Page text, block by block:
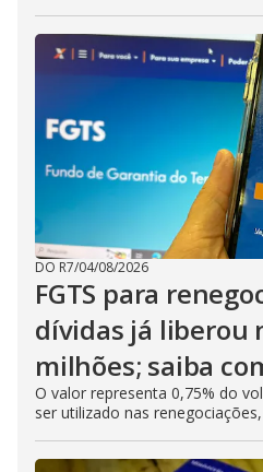
DO R7/04/08/2026
FGTS para
dívidas já liberou
milhões; saiba
O valor representa 0,75% do
ser utilizado nas